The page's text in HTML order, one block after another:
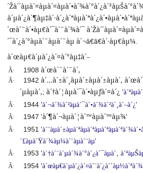
´œà´¨à´•àµ€à´¯à´¨à´¾à´¯
´¯à´¿à´°àµà´¨àµà´¨àµ à´¬â€â€à´·àµ€àµ¼.
à´œàµ€à´µà´¿à´¤à´°àµ‡à´–
Â· 1908 à´œà´¨à´¨à´‚
Â· 1942 à´…à´±à´¸àµà´±àµà´±àµà´‚
´µàµà´‚; à´†à´¦àµà´¯à´•àµƒà´¤à´¿ '
Â· 1944 'à´¬à´¾à´²àµà´¯à´•à´¾à´²à´¸à´–à´¿'
Â· 1947 'à´¶à´¬àµà´¦à´™àµà´™àµ¾'
Â· 1951 '
´£àµà´Ÿà´¾àµ¼à´¨àµà´¨àµ'
Â· 1953 'à´†à´¨à´µà´¾à´°à´¿à´¯àµà´‚
Â· 1954 '